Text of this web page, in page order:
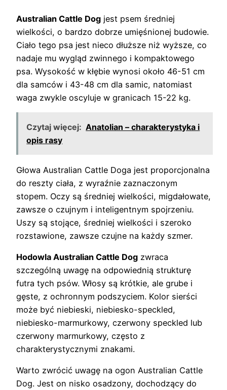
Australian Cattle Dog jest psem średniej
wielkości, o bardzo dobrze umięśnionej budowie.
Ciało tego psa jest nieco dłuższe niż wyższe, co
nadaje mu wygląd zwinnego i kompaktowego
psa. Wysokość w kłębie wynosi około 46-51 cm
dla samców i 43-48 cm dla samic, natomiast
waga zwykle oscyluje w granicach 15-22 kg.
Czytaj więcej: Anatolian – charakterystyka i
opis rasy
Głowa Australian Cattle Doga jest proporcjonalna
do reszty ciała, z wyraźnie zaznaczonym
stopem. Oczy są średniej wielkości, migdałowate,
zawsze o czujnym i inteligentnym spojrzeniu.
Uszy są stojące, średniej wielkości i szeroko
rozstawione, zawsze czujne na każdy szmer.
Hodowla Australian Cattle Dog zwraca
szczególną uwagę na odpowiednią strukturę
futra tych psów. Włosy są krótkie, ale grube i
gęste, z ochronnym podszyciem. Kolor sierści
może być niebieski, niebiesko-speckled,
niebiesko-marmurkowy, czerwony speckled lub
czerwony marmurkowy, często z
charakterystycznymi znakami.
Warto zwrócić uwagę na ogon Australian Cattle
Dog. Jest on nisko osadzony, dochodzący do